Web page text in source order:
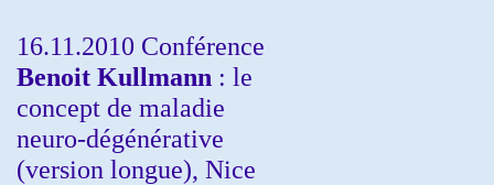
16.11.2010 Conférence
Benoit Kullmann : le
concept de maladie
neuro-dégénérative
(version longue), Nice